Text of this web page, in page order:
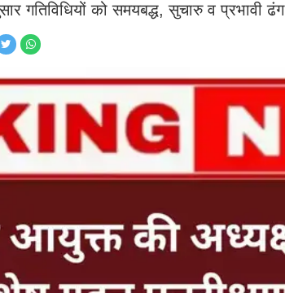
गतिविधियों को समयबद्ध, सुचारु व प्रभावी